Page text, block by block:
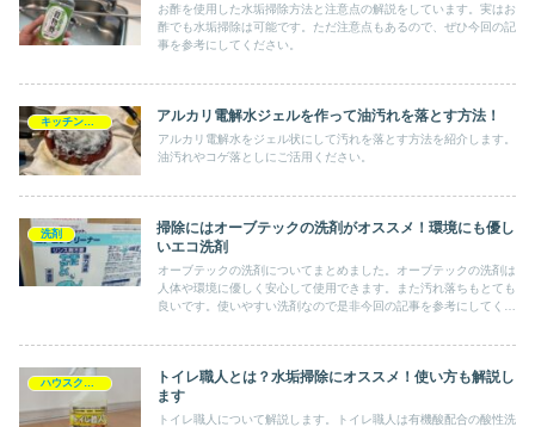
お酢を使用した水垢掃除方法と注意点の解説をしています。実はお
酢でも水垢掃除は可能です。ただ注意点もあるので、ぜひ今回の記
事を参考にしてください。
キッチン掃除 アルカリ電解水ジェルを作って油汚れを落とす方法！
アルカリ電解水をジェル状にして汚れを落とす方法を紹介します。
油汚れやコゲ落としにご活用ください。
洗剤
掃除にはオーブテックの洗剤がオススメ！環境にも優し
いエコ洗剤
オーブテックの洗剤についてまとめました。オーブテックの洗剤は
人体や環境に優しく安心して使用できます。また汚れ落ちもとても
良いです。使いやすい洗剤なので是非今回の記事を参考にしてくだ
トイレ職人とは？水垢掃除にオススメ！使い方も解説し
ます
トイレ職人について解説します。トイレ職人は有機酸配合の酸性洗